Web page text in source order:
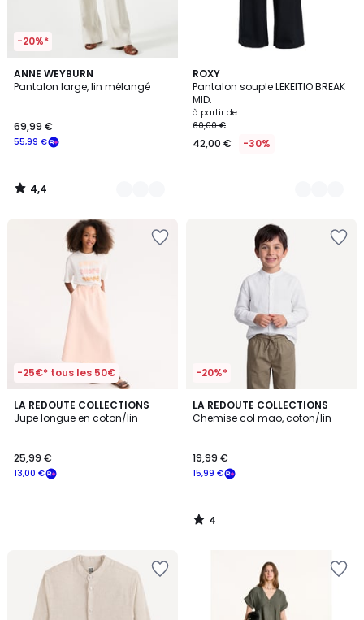
-20%*
ANNE WEYBURN
Pantalon large, lin mélangé
55,99 €
69,99 €
4,4
/ 5
2
Couleurs
4,4
/
ROXY
Pantalon souple LEKEITIO BREAK
MID.
à partir de
60,00 €
42,00 € -30%
5
Couleurs
-25€* tous les 50€
LA REDOUTE COLLECTIONS
Jupe longue en coton/lin
13,00 €
25,99 €
-20%*
LA REDOUTE COLLECTIONS
Chemise col mao, coton/lin
15,99 €
19,99 €
4
/
4
/